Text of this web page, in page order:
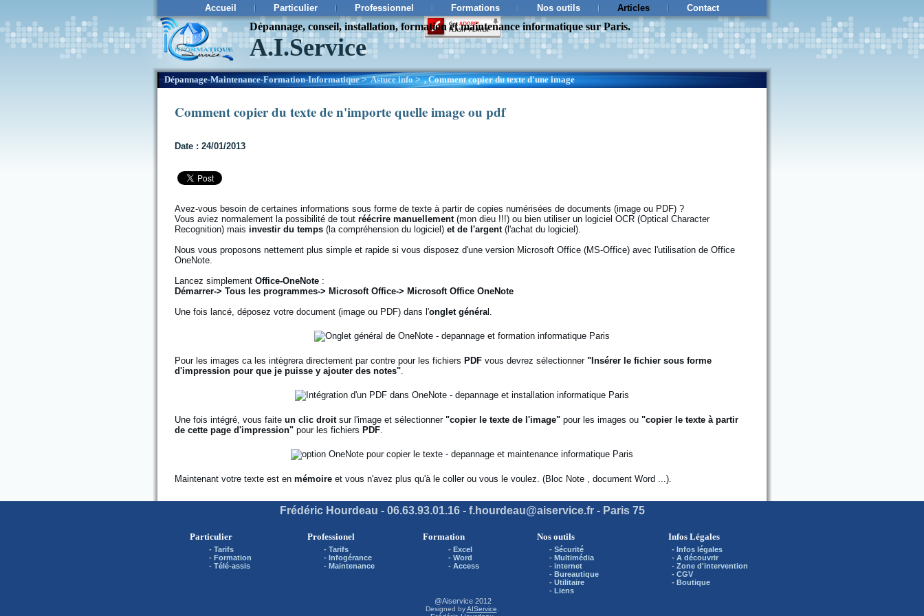
Accueil Particulier Professionnel Formations Nos outils Articles Contact
Dépannage, conseil, installation, formation et maintenance informatique sur Paris.
A.I.Service
¨ Dépannage-Maintenance-Formation-Informatique> Astuce info>, Comment copier du texte d'une image
Comment copier du texte de n'importe quelle image ou pdf
Date : 24/01/2013
Avez-vous besoin de certaines informations sous forme de texte à partir de copies numérisées de documents (image ou PDF) ?
Vous aviez normalement la possibilité de tout réécrire manuellement(mon dieu !!!) ou bien utiliser un logiciel OCR (Optical Character
Recognition) mais investir du temps (la compréhension du logiciel) et de l'argent(l'achat du logiciel).
Nous vous proposons nettement plus simple et rapide si vous disposez d'une version Microsoft Office (MS-Office) avec l'utilisation de Office
OneNote.
Lancez simplement Office-OneNote :
Démarrer-> Tous les programmes-> Microsoft Office-> Microsoft Office OneNote
Une fois lancé, déposez votre document (image ou PDF) dans l'onglet général.
Pour les images ca les intègrera directement par contre pour les fichiers PDF vous devrez sélectionner "Insérer le fichier sous forme
d'impression pour que je puisse y ajouter des notes".
Une fois intégré, vous faite un clic droitsur l'image et sélectionner "copier le texte de l'image" pour les images ou "copier le texte à partir
de cette page d'impression" pour les fichiers PDF.
Maintenant votre texte est en mémoire et vous n'avez plus qu'à le coller ou vous le voulez. (Bloc Note , document Word ...).
Frédéric Hourdeau - 06.63.93.01.16 - f.hourdeau@aiservice.fr - Paris 75
Particulier Professionel Formation Nos outils Infos Légales
- Tarifs
- Formation
- Télé-assis
- Tarifs
- Infogérance
- Maintenance
- Excel
- Word
- Access
- Sécurité
- Multimédia
- internet
- Bureautique
- Utilitaire
- Liens
- Infos légales
- A découvrir
- Zone d'intervention
- CGV
- Boutique
@Aiservice 2012
Designed byAIService